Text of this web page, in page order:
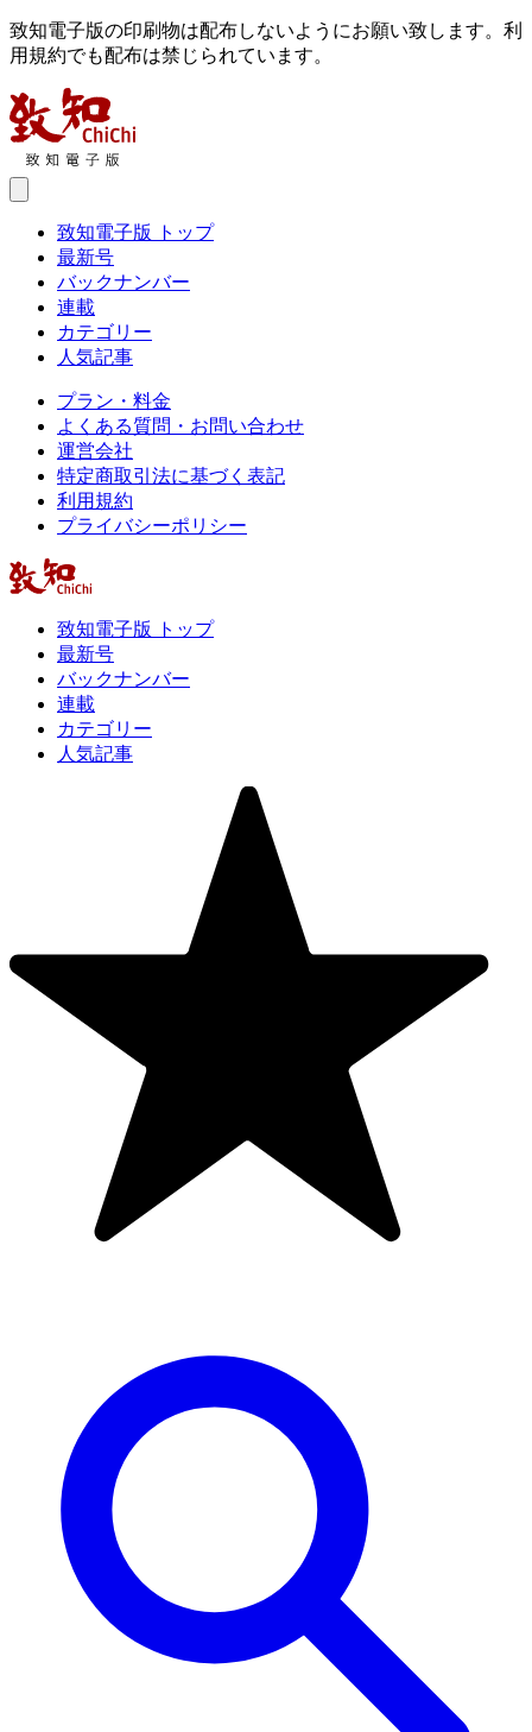
致知電子版の印刷物は配布しないようにお願い致します。利
用規約でも配布は禁じられています。
致知電子版 トップ
最新号
バックナンバー
連載
カテゴリー
人気記事
プラン・料金
よくある質問・お問い合わせ
運営会社
特定商取引法に基づく表記
利用規約
プライバシーポリシー
致知電子版 トップ
最新号
バックナンバー
連載
カテゴリー
人気記事